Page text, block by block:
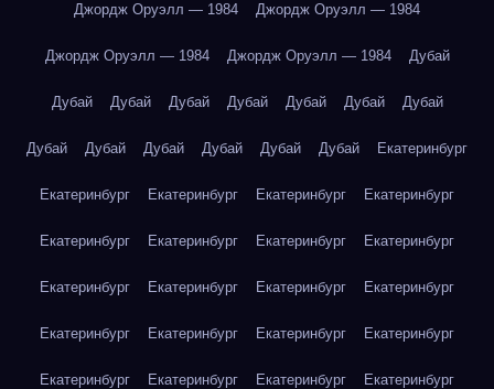
Джордж Оруэлл — 1984 Джордж Оруэлл — 1984
Джордж Оруэлл — 1984 Джордж Оруэлл — 1984 Дубай
Дубай Дубай Дубай Дубай Дубай Дубай Дубай
Дубай Дубай Дубай Дубай Дубай Дубай Екатеринбург
Екатеринбург Екатеринбург Екатеринбург Екатеринбург
Екатеринбург Екатеринбург Екатеринбург Екатеринбург
Екатеринбург Екатеринбург Екатеринбург Екатеринбург
Екатеринбург Екатеринбург Екатеринбург Екатеринбург
Екатеринбург Екатеринбург Екатеринбург Екатеринбург